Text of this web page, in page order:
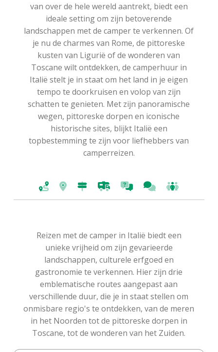
van over de hele wereld aantrekt, biedt een
ideale setting om zijn betoverende
landschappen met de camper te verkennen. Of
je nu de charmes van Rome, de pittoreske
kusten van Ligurië of de wonderen van
Toscane wilt ontdekken, de camperhuur in
Italië stelt je in staat om het land in je eigen
tempo te doorkruisen en volop van zijn
schatten te genieten. Met zijn panoramische
wegen, pittoreske dorpen en iconische
historische sites, blijkt Italië een
topbestemming te zijn voor liefhebbers van
camperreizen.
Reizen met de camper in Italië biedt een
unieke vrijheid om zijn gevarieerde
landschappen, culturele erfgoed en
gastronomie te verkennen. Hier zijn drie
emblematische routes aangepast aan
verschillende duur, die je in staat stellen om
onmisbare regio's te ontdekken, van de meren
in het Noorden tot de pittoreske dorpen in
Toscane, tot de wonderen van het Zuiden.